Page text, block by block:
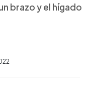
brazo y el hígado